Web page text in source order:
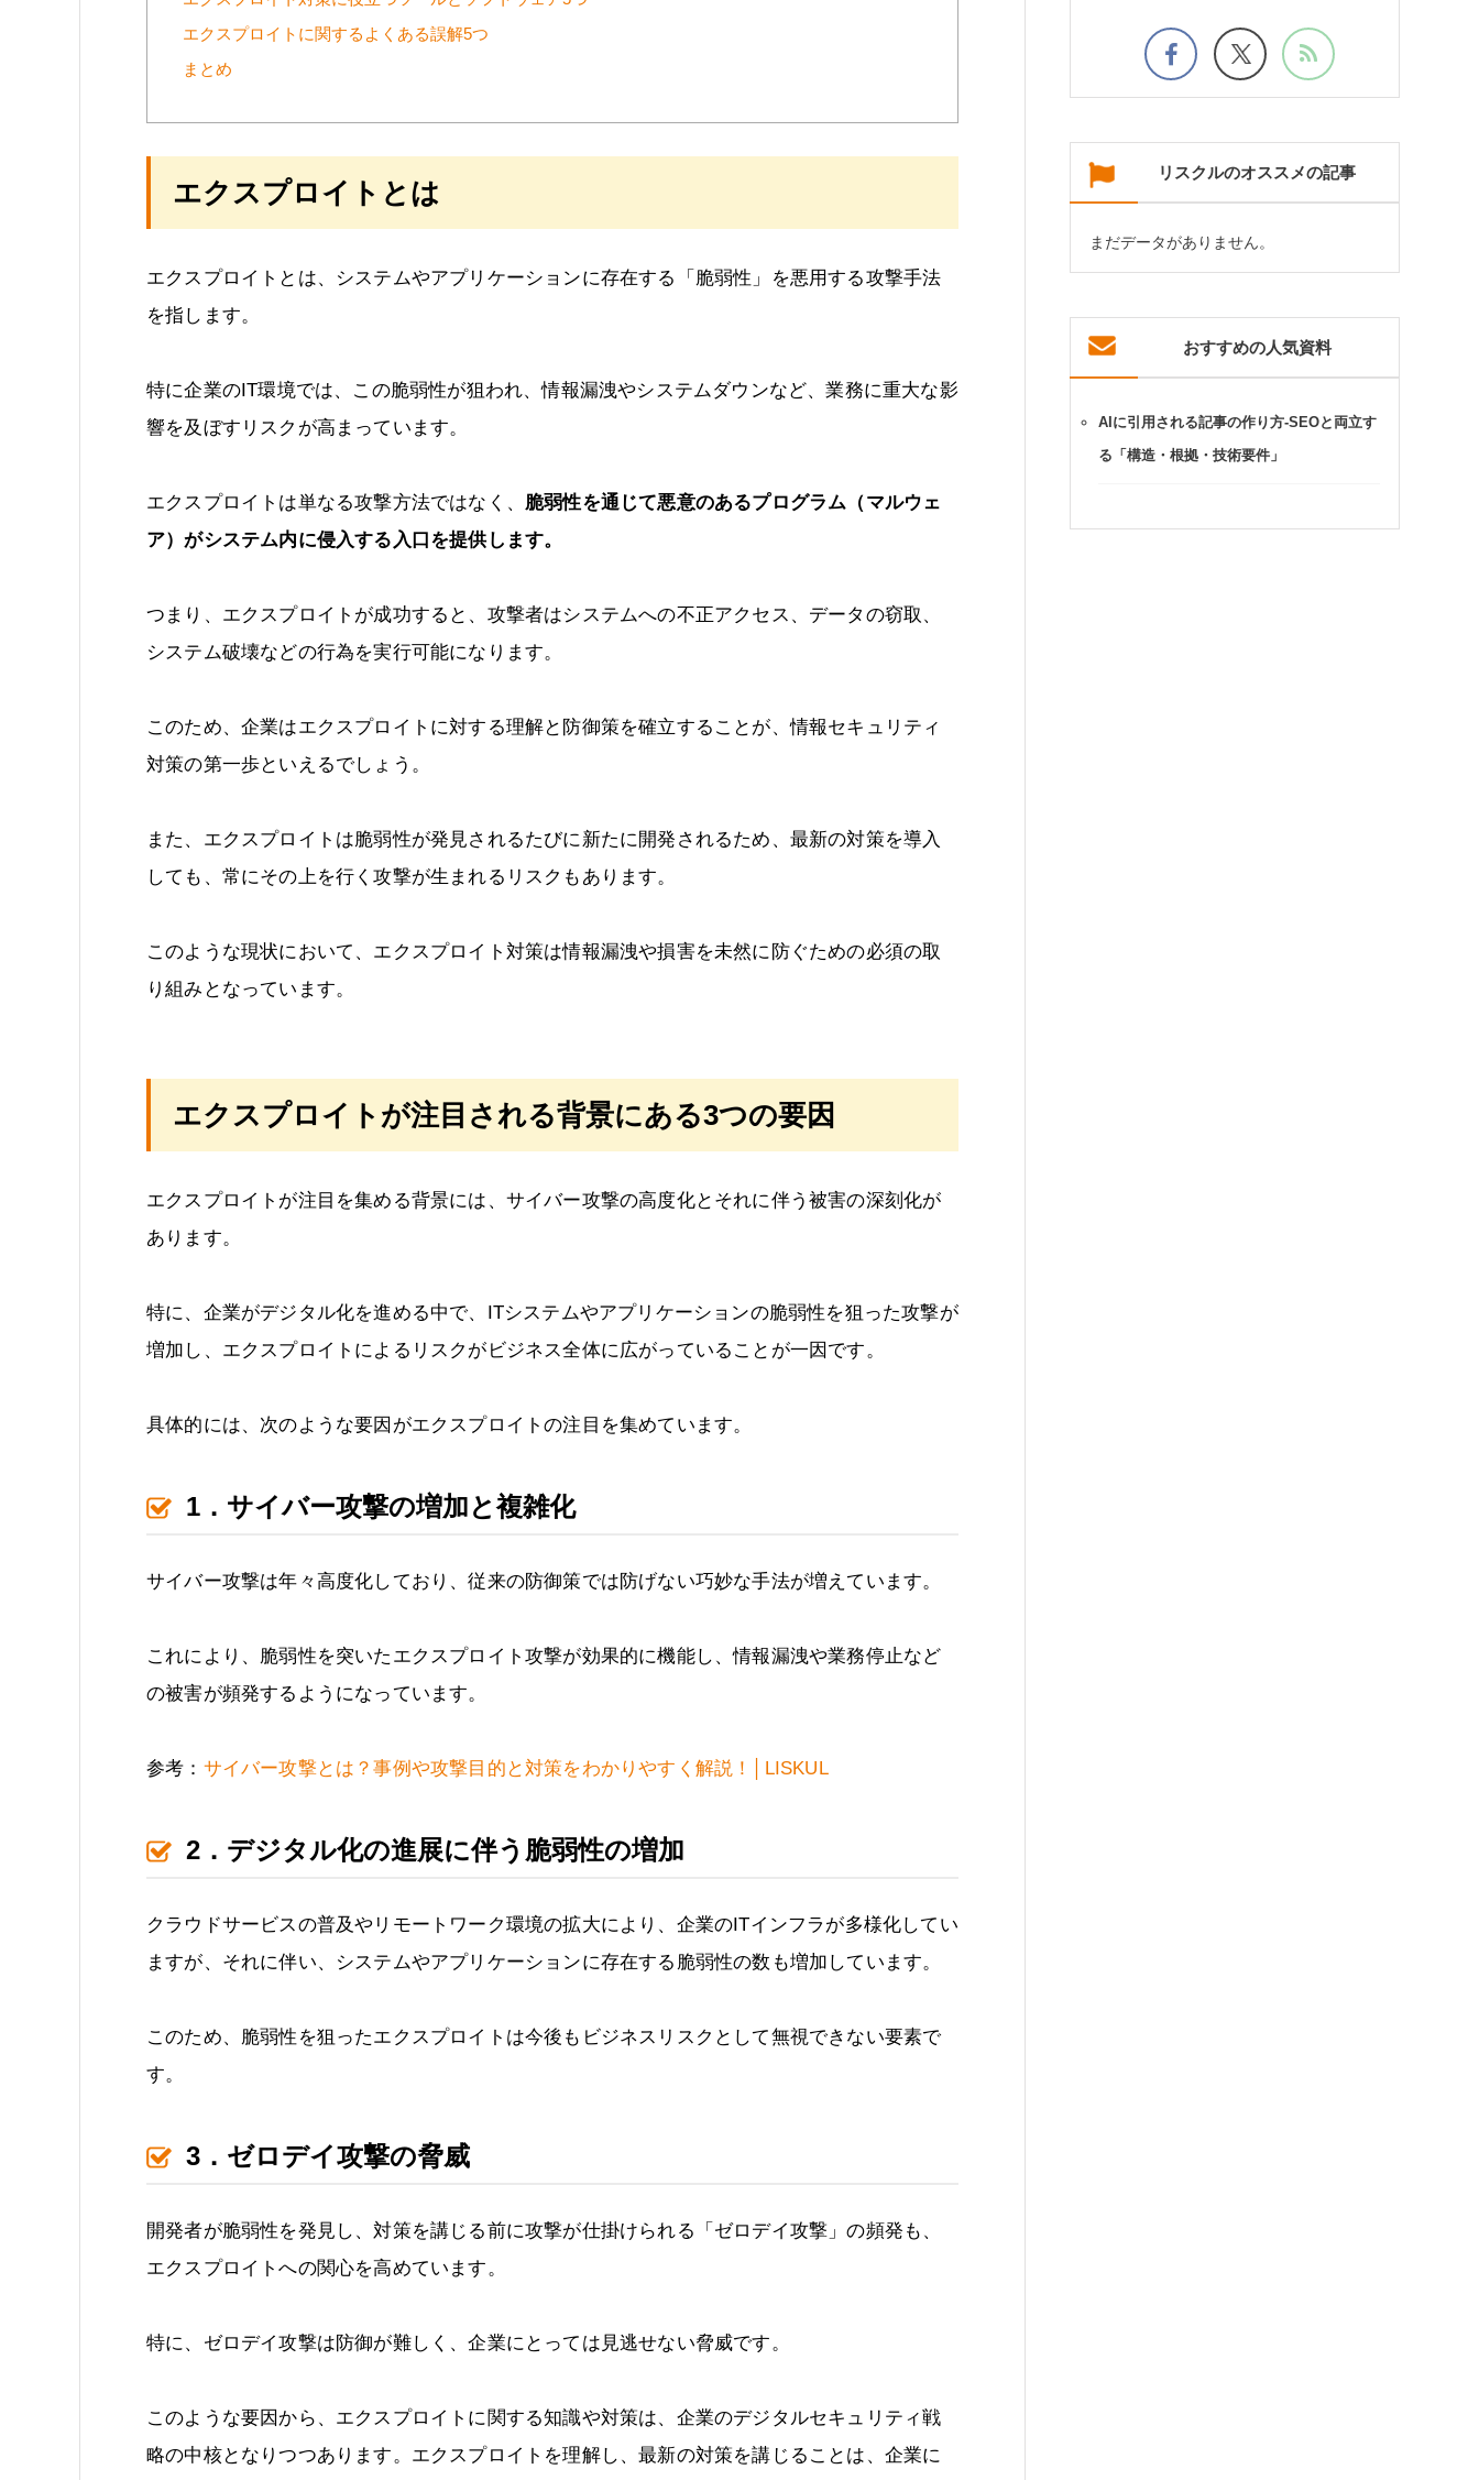
エクスプロイトに関するよくある誤解5つ
まとめ
エクスプロイトとは
エクスプロイトとは、システムやアプリケーションに存在する「脆弱性」を悪用する攻撃手法
を指します。
特に企業のIT環境では、この脆弱性が狙われ、情報漏洩やシステムダウンなど、業務に重大な影
響を及ぼすリスクが高まっています。
エクスプロイトは単なる攻撃方法ではなく、 脆弱性を通じて悪意のあるプログラム（マルウェ
ア）がシステム内に侵入する入口を提供します。
つまり、エクスプロイトが成功すると、攻撃者はシステムへの不正アクセス、データの窃取、
システム破壊などの行為を実行可能になります。
このため、企業はエクスプロイトに対する理解と防御策を確立することが、情報セキュリティ
対策の第一歩といえるでしょう。
また、エクスプロイトは脆弱性が発見されるたびに新たに開発されるため、最新の対策を導入
しても、常にその上を行く攻撃が生まれるリスクもあります。
このような現状において、エクスプロイト対策は情報漏洩や損害を未然に防ぐための必須の取
り組みとなっています。
エクスプロイトが注目される背景にある3つの要因
エクスプロイトが注目を集める背景には、サイバー攻撃の高度化とそれに伴う被害の深刻化が
あります。
特に、企業がデジタル化を進める中で、ITシステムやアプリケーションの脆弱性を狙った攻撃が
増加し、エクスプロイトによるリスクがビジネス全体に広がっていることが一因です。
具体的には、次のような要因がエクスプロイトの注目を集めています。
1．サイバー攻撃の増加と複雑化
サイバー攻撃は年々高度化しており、従来の防御策では防げない巧妙な手法が増えています。
これにより、脆弱性を突いたエクスプロイト攻撃が効果的に機能し、情報漏洩や業務停止など
の被害が頻発するようになっています。
参考： サイバー攻撃とは？事例や攻撃目的と対策をわかりやすく解説！│LISKUL
2．デジタル化の進展に伴う脆弱性の増加
クラウドサービスの普及やリモートワーク環境の拡大により、企業のITインフラが多様化してい
ますが、それに伴い、システムやアプリケーションに存在する脆弱性の数も増加しています。
このため、脆弱性を狙ったエクスプロイトは今後もビジネスリスクとして無視できない要素で
す。
3．ゼロデイ攻撃の脅威
開発者が脆弱性を発見し、対策を講じる前に攻撃が仕掛けられる「ゼロデイ攻撃」の頻発も、
エクスプロイトへの関心を高めています。
特に、ゼロデイ攻撃は防御が難しく、企業にとっては見逃せない脅威です。
このような要因から、エクスプロイトに関する知識や対策は、企業のデジタルセキュリティ戦
略の中核となりつつあります。エクスプロイトを理解し、最新の対策を講じることは、企業に
リスクルのオススメの記事
まだデータがありません。
おすすめの人気資料
AIに引用される記事の作り方-SEOと両立す
る「構造・根拠・技術要件」